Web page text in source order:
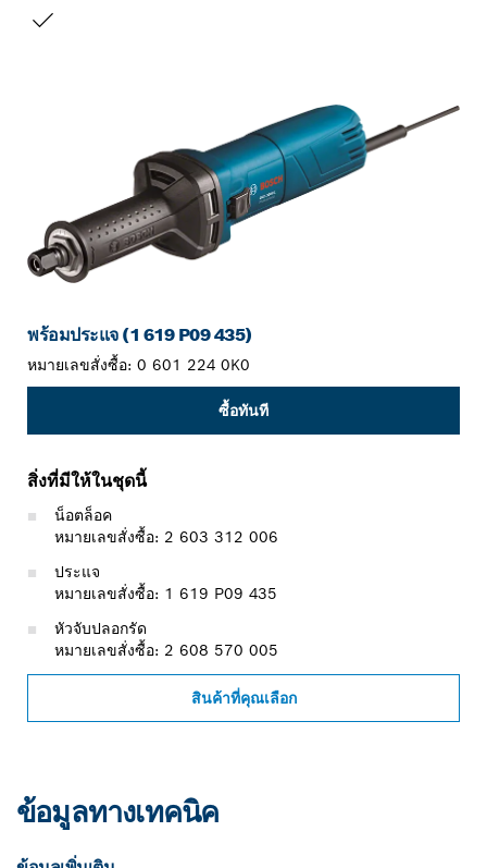
พร้อมประแจ (1 619 P09 435)
หมายเลขสั่งซื้อ: 0 601 224 0K0
ซื้อทันที
สิ่งที่มีให้ในชุดนี้
น็อตล็อค
หมายเลขสั่งซื้อ: 2 603 312 006
ประแจ
หมายเลขสั่งซื้อ: 1 619 P09 435
หัวจับปลอกรัด
หมายเลขสั่งซื้อ: 2 608 570 005
สินค้าที่คุณเลือก
ข้อมูลทางเทคนิค